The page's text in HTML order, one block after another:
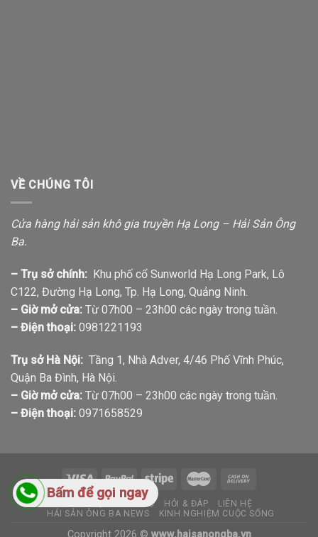
VỀ CHÚNG TÔI
Cửa hàng hải sản khô gia truyền Hạ Long – Hải Sản Ông
Ba.
– Trụ sở chính: Khu phố cổ Sunworld Hạ Long Park, Lô
C122, Đường Hạ Long, Tp. Hạ Long, Quảng Ninh.
– Giờ mở cửa: Từ 07h00 – 23h00 các ngày trong tuần.
– Điện thoại: 0981221193
Trụ sở Hà Nội: Tầng 1, Nhà Adver, 4/46 Phố Vĩnh Phúc,
Quận Ba Đình, Hà Nội.
– Giờ mở cửa: Từ 07h00 – 23h00 các ngày trong tuần.
– Điện thoại: 0971658529
TIN TỨC HỎI & ĐÁP
LIÊN HỆ
HẢI SẢN ÔNG BA NEWS
KINH NGHIỆM CUỘC SỐNG
Bấm để gọi ngay